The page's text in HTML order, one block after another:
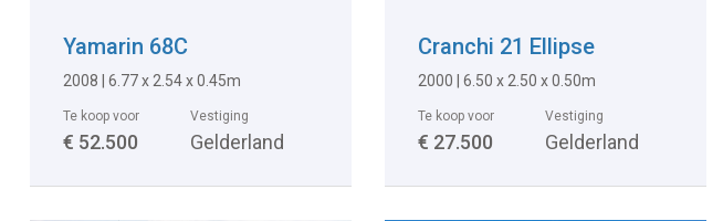
Yamarin 68C
2008 | 6.77 x 2.54 x 0.45m
Te koop voor
€ 52.500
Vestiging
Gelderland
Cranchi 21 Ellipse
2000 | 6.50 x 2.50 x 0.50m
Te koop voor
€ 27.500
Vestiging
Gelderland